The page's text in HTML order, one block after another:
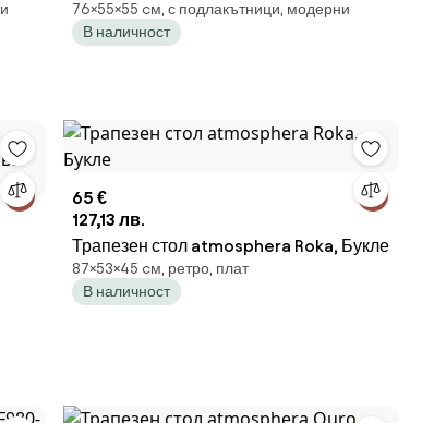
Текстил - Слонова кост
76×55×55 cм, с подлакътници, модерни
В наличност
65 €
127,13 лв.
Трапезен стол atmosphera Roka, Букле
87×53×45 cм, ретро, плат
В наличност